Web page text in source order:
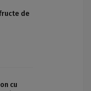
de
cu